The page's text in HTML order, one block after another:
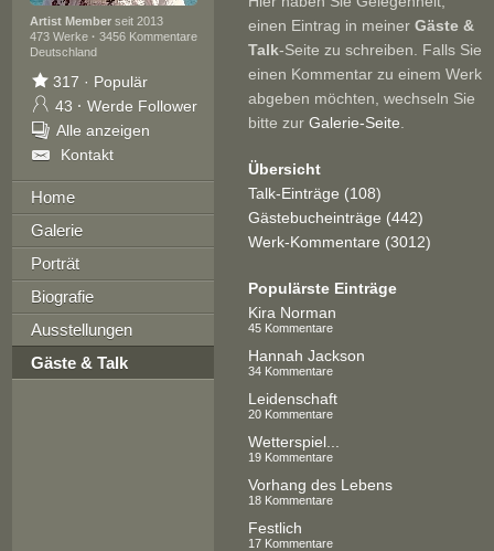
Artist Memberseit 2013
473 Werke · 3456 Kommentare
Deutschland
317 · Populär
43 · Werde Follower
Alle anzeigen
Kontakt
Home
Galerie
Porträt
Biografie
Ausstellungen
Gäste & Talk
einen Eintrag in meiner Gäste &
Talk-Seite zu schreiben. Falls Sie
einen Kommentar zu einem Werk
abgeben möchten, wechseln Sie
bitte zur Galerie-Seite
Übersicht
Talk-Einträge (108)
Gästebucheinträge (442)
Werk-Kommentare (3012)
Populärste Einträge
Kira Norman
45 Kommentare
Hannah Jackson
34 Kommentare
Leidenschaft
20 Kommentare
Wetterspiel...
19 Kommentare
Vorhang des Lebens
18 Kommentare
Festlich
17 Kommentare